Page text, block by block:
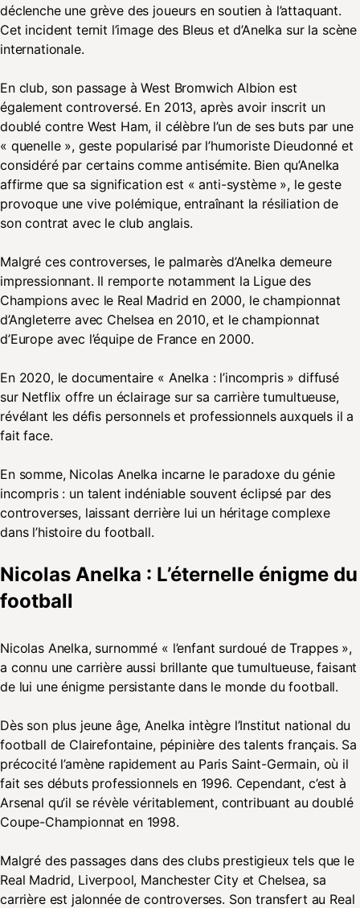
déclenche une grève des joueurs en soutien à l’attaquant.
Cet incident ternit l’image des Bleus et d’Anelka sur la scène
internationale.
En club, son passage à West Bromwich Albion est
également controversé. En 2013, après avoir inscrit un
doublé contre West Ham, il célèbre l’un de ses buts par une
« quenelle », geste popularisé par l’humoriste Dieudonné et
considéré par certains comme antisémite. Bien qu’Anelka
affirme que sa signification est « anti-système », le geste
provoque une vive polémique, entraînant la résiliation de
son contrat avec le club anglais.
Malgré ces controverses, le palmarès d’Anelka demeure
impressionnant. Il remporte notamment la Ligue des
Champions avec le Real Madrid en 2000, le championnat
d’Angleterre avec Chelsea en 2010, et le championnat
d’Europe avec l’équipe de France en 2000.
En 2020, le documentaire « Anelka : l’incompris » diffusé
sur Netflix offre un éclairage sur sa carrière tumultueuse,
révélant les défis personnels et professionnels auxquels il a
fait face.
En somme, Nicolas Anelka incarne le paradoxe du génie
incompris : un talent indéniable souvent éclipsé par des
controverses, laissant derrière lui un héritage complexe
dans l’histoire du football.
Nicolas Anelka : L’éternelle énigme du
football
Nicolas Anelka, surnommé « l’enfant surdoué de Trappes »,
a connu une carrière aussi brillante que tumultueuse, faisant
de lui une énigme persistante dans le monde du football.
Dès son plus jeune âge, Anelka intègre l’Institut national du
football de Clairefontaine, pépinière des talents français. Sa
précocité l’amène rapidement au Paris Saint-Germain, où il
fait ses débuts professionnels en 1996. Cependant, c’est à
Arsenal qu’il se révèle véritablement, contribuant au doublé
Coupe-Championnat en 1998.
Malgré des passages dans des clubs prestigieux tels que le
Real Madrid, Liverpool, Manchester City et Chelsea, sa
carrière est jalonnée de controverses. Son transfert au Real